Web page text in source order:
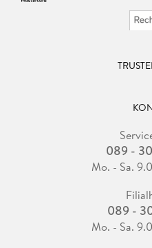
089 -
Mo. - Sa.
089 -
Mo. - Sa.